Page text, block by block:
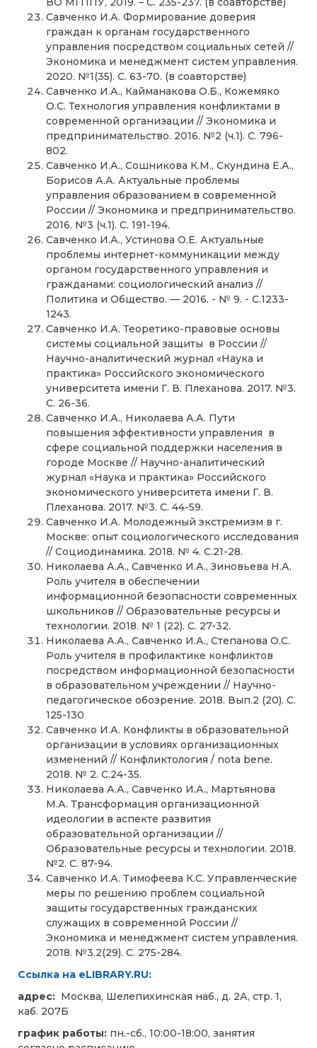
Савченко И.А. Формирование доверия
граждан к органам государственного
управления посредством социальных сетей //
Экономика и менеджмент систем управления.
2020. №1(35). С. 63-70. (в соавторстве)
Савченко И.А., Кайманакова О.Б., Кожемяко
О.С. Технология управления конфликтами в
современной организации // Экономика и
предпринимательство. 2016. №2 (ч.1). С. 796-
802.
Савченко И.А., Сошникова К.М., Скундина Е.А.,
Борисов А.А. Актуальные проблемы
управления образованием в современной
России // Экономика и предпринимательство.
2016. №3 (ч.1). С. 191-194.
Савченко И.А., Устинова О.Е. Актуальные
проблемы интернет-коммуникации между
органом государственного управления и
гражданами: социологический анализ //
Политика и Общество. — 2016. - № 9. - С.1233-
1243.
Савченко И.А. Теоретико-правовые основы
системы социальной защиты в России //
Научно-аналитический журнал «Наука и
практика» Российского экономического
университета имени Г. В. Плеханова. 2017. №3.
С. 26-36.
Савченко И.А., Николаева А.А. Пути
повышения эффективности управления в
сфере социальной поддержки населения в
городе Москве // Научно-аналитический
журнал «Наука и практика» Российского
экономического университета имени Г. В.
Плеханова. 2017. №3. С. 44-59.
Савченко И.А. Молодежный экстремизм в г.
Москве: опыт социологического исследования
// Социодинамика. 2018. № 4. С.21-28.
Николаева А.А., Савченко И.А., Зиновьева Н.А.
Роль учителя в обеспечении
информационной безопасности современных
школьников // Образовательные ресурсы и
технологии. 2018. № 1 (22). С. 27-32.
Николаева А.А., Савченко И.А., Степанова О.С.
Роль учителя в профилактике конфликтов
посредством информационной безопасности
в образовательном учреждении // Научно-
педагогическое обозрение. 2018. Вып.2 (20). С.
125-130
Савченко И.А. Конфликты в образовательной
организации в условиях организационных
изменений // Конфликтология / nota bene.
2018. № 2. С.24-35.
Николаева А.А., Савченко И.А., Мартьянова
М.А. Трансформация организационной
идеологии в аспекте развития
образовательной организации //
Образовательные ресурсы и технологии. 2018.
№2. С. 87-94.
Савченко И.А. Тимофеева К.С. Управленческие
меры по решению проблем социальной
защиты государственных гражданских
служащих в современной России //
Экономика и менеджмент систем управления.
2018. №3.2(29). С. 275-284.
Ссылка на eLIBRARY.RU:
адрес: Москва, Шелепихинская наб., д. 2А, стр. 1,
каб. 207Б
график работы: пн.-сб., 10:00-18:00, занятия